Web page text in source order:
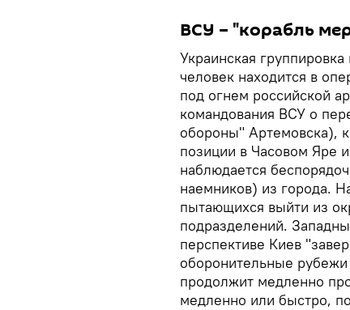
ВСУ – "корабль
Украинская
человек находится в
под огнем российской
командования ВСУ о
обороны" Артемовска),
позиции в Часовом Яре
наблюдается
наемников) из города.
пытающихся выйти из
подразделений.
перспективе Киев
оборонительные
продолжит медленно
медленно или быстро,